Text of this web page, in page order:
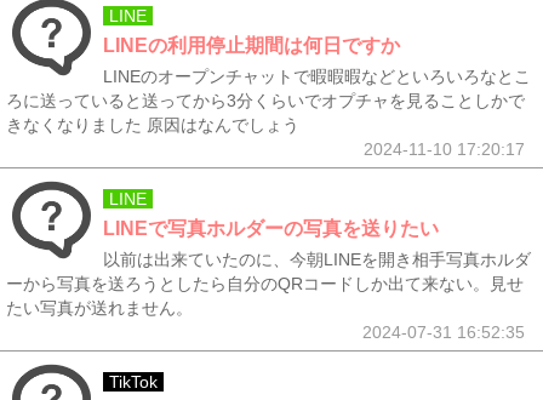
LINE
LINEの利用停止期間は何日ですか
LINEのオープンチャットで暇暇暇などといろいろなとこ
ろに送っていると送ってから3分くらいでオプチャを見ることしかで
きなくなりました 原因はなんでしょう
2024-11-10 17:20:17
LINE
LINEで写真ホルダーの写真を送りたい
以前は出来ていたのに、今朝LINEを開き相手写真ホルダ
ーから写真を送ろうとしたら自分のQRコードしか出て来ない。見せ
たい写真が送れません。
2024-07-31 16:52:35
TikTok